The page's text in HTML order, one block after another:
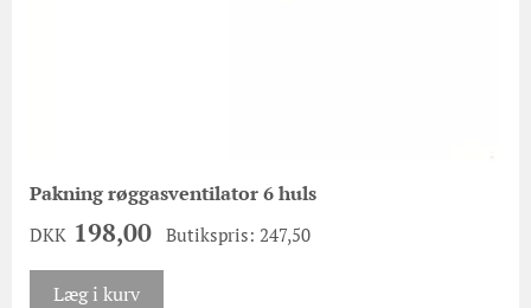
Pakning røggasventilator 6 huls
DKK 198,00 Butikspris: 247,50
Læg i kurv